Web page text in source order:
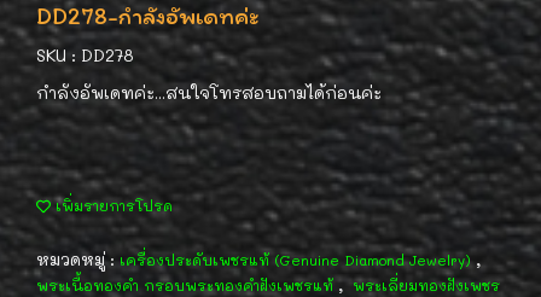
DD278-กำลังอัพเดทค่ะ
SKU : DD278
กำลังอัพเดทค่ะ...สนใจโทรสอบถามได้ก่อนค่ะ
เพิ่มรายการโปรด
หมวดหมู่ : เครื่องประดับเพชรแท้ (Genuine Diamond Jewelry) ,
พระเนื้อทองคำ กรอบพระทองคำฝังเพชรแท้ , พระเลี่ยมทองฝังเพชร